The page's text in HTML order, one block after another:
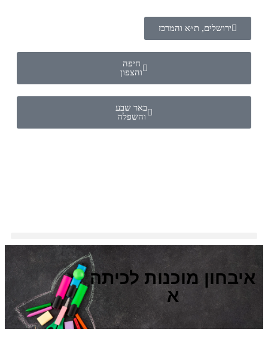
ירושלים, ת״א והמרכז
חיפה
והצפון
באר שבע
והשפלה
איבחון מוכנות לכיתה
א